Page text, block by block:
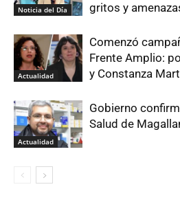
Noticia del Día
gritos y
Actualidad
Comenzó
Frente Amplio:
y Constanza
Actualidad
Gobierno
Salud de